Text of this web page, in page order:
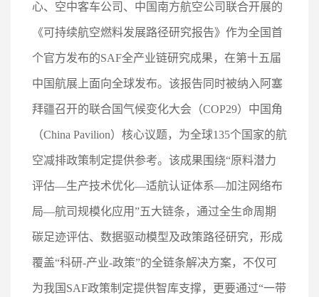
心、空中客车公司、中国南方航空公司联合开展的
《可持续航空燃料发展路径研究报告》作为全国首
个官方发布的SAF全产业链研究成果，在第十五届
中国航展上面向全球发布。该报告同时被纳入阿塞
拜疆召开的联合国气候变化大会（COP29）中国角
（China Pavilion）核心议题，为全球135个国家的航
空减排政策制定提供参考。该成果围绕“原料潜力
评估—生产技术优化—适航认证体系—加注网络布
局—航司规模化应用”五大链条，通过全生命周期
碳足迹评估、数据驱动模型及政策路径研究，形成
覆盖“科研-产业-政策”的全链条解决方案，不仅可
为我国SAF政策制定提供智库支撑，更要通过“一带